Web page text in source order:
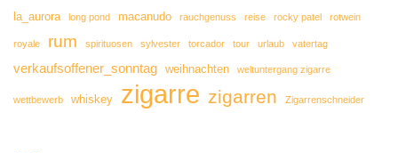
la_aurora
long pond macanudo rauchgenuss reise rocky patel rotwein
royale rum spirituosen sylvester torcador tour urlaub vatertag
verkaufsoffener_sonntag weihnachten weltuntergang zigarre
wettbewerb whiskey zigarre zigarren Zigarrenschneider